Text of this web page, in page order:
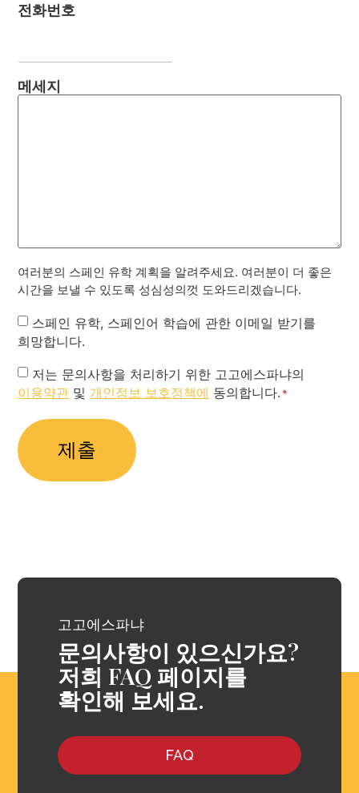
전화번호
메세지
여러분의 스페인 유학 계획을 알려주세요. 여러분이 더 좋은
시간을 보낼 수 있도록 성심성의껏 도와드리겠습니다.
Newsletter
스페인 유학, 스페인어 학습에 관한 이메일 받기를
희망합니다.
Privacy
Policy
저는 문의사항을 처리하기 위한 고고에스파냐의
이용약관 및 개인정보 보호정책에 동의합니다. *
고고에스파냐
문의사항이 있으신가요?
저희 FAQ 페이지를
확인해 보세요.
FAQ